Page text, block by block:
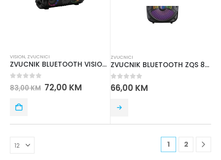
VISION, ZVUCNICI
ZVUCNIK BLUETOOTH VISION B88
out of 5
83,00KM 72,00 KM
ZVUCNICI
ZVUCNIK BLUETOOTH ZQS 8108
0 out of 5
66,00 KM
1 2